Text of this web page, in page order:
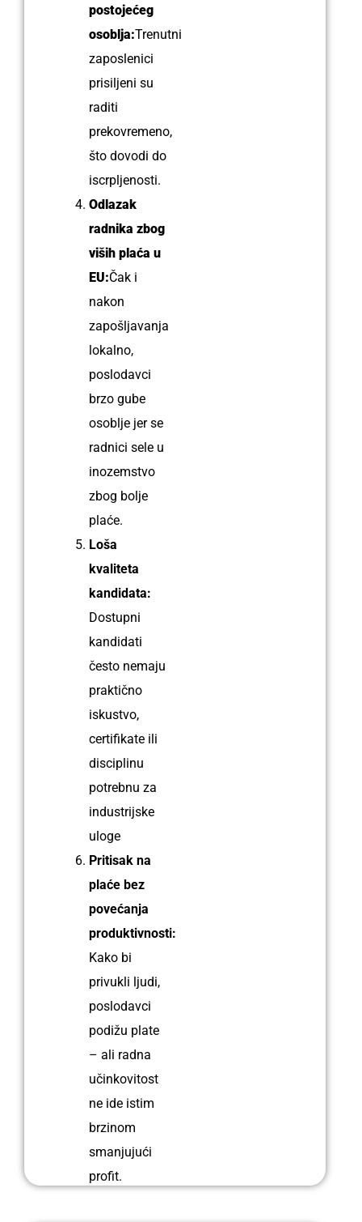
postojećeg
osoblja:Trenutni
zaposlenici
prisiljeni su
raditi
prekovremeno,
što dovodi do
iscrpljenosti.
Odlazak
radnika zbog
viših plaća u
EU:Čak i
nakon
zapošljavanja
lokalno,
poslodavci
brzo gube
osoblje jer se
radnici sele u
inozemstvo
zbog bolje
plaće.
Loša
kvaliteta
kandidata:
Dostupni
kandidati
često nemaju
praktično
iskustvo,
certifikate ili
disciplinu
potrebnu za
industrijske
uloge
Pritisak na
plaće bez
povećanja
produktivnosti:
Kako bi
p͏rivukli ljudi,
poslodavci
podižu plate
– ͏ali radna͏
učinkovitost
ne ide istim
brzinom
smanjujući
͏pr͏ofit.